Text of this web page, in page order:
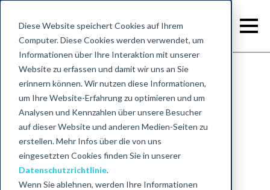
Diese Website speichert Cookies auf Ihrem
Computer. Diese Cookies werden verwendet, um
Informationen über Ihre Interaktion mit unserer
Website zu erfassen und damit wir uns an Sie
erinnern können. Wir nutzen diese Informationen,
um Ihre Website-Erfahrung zu optimieren und um
Analysen und Kennzahlen über unsere Besucher
auf dieser Website und anderen Medien-Seiten zu
erstellen. Mehr Infos über die von uns
eingesetzten Cookies finden Sie in unserer
Datenschutzrichtlinie.
Wenn Sie ablehnen, werden Ihre Informationen
Heilmittel
Gehirnmodulation: